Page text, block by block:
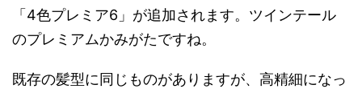
「4色プレミア6」が追加されます。ツインテール
のプレミアムかみがたですね。
既存の髪型に同じものがありますが、高精細になっ